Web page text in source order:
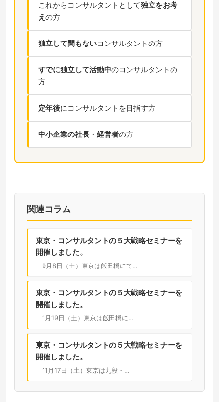
これからコンサルタントとして独立をお考
えの方
独立して間もないコンサルタントの方
すでに独立して活動中のコンサルタントの
方
定年後にコンサルタントを目指す方
中小企業の社長・経営者の方
関連コラム
東京・コンサルタントの５大戦略セミナーを
開催しました。
9月8日（土）東京は飯田橋にて…
東京・コンサルタントの５大戦略セミナーを
開催しました。
1月19日（土）東京は飯田橋に…
東京・コンサルタントの５大戦略セミナーを
開催しました。
11月17日（土）東京は九段・…